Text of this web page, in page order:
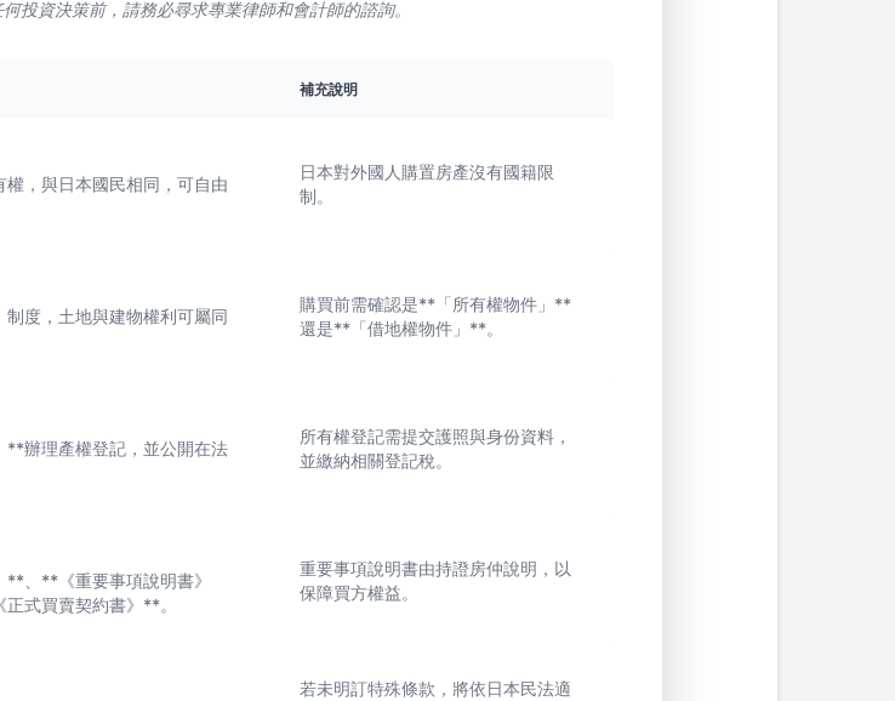
投資決策前，請務必尋求專業律師和會計師的諮詢。
補充說明
，與日本國民相同，可自由
日本對外國人購置房產沒有國籍限
制。
度，土地與建物權利可屬同
購買前需確認是**「所有權物件」**
還是**「借地權物件」**。
辦理產權登記，並公開在法
所有權登記需提交護照與身份資料，
並繳納相關登記稅。
、**《重要事項說明書》
式買賣契約書》**。
重要事項說明書由持證房仲說明，以
保障買方權益。
若未明訂特殊條款，將依日本民法適